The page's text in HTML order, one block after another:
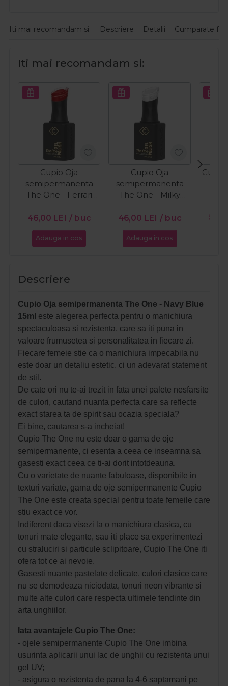
Iti mai recomandam si: Descriere Detalii Cumparate
Iti mai recomandam si:
Cupio Oja
semipermanenta
The One - Ferrari
46,00 LEI / buc
Adauga in cos
Cupio Oja
semipermanenta
The One - Milky
46,00 LEI / buc
Adauga in cos
Cupio
Descriere
Cupio Oja semipermanenta The One - Navy Blue
15ml este alegerea perfecta pentru o manichiura
spectaculoasa si rezistenta, care sa iti puna in
valoare frumusetea si personalitatea in fiecare zi.
Fiecare femeie stie ca o manichiura impecabila nu
este doar un detaliu estetic, ci un adevarat statement
de stil.
De cate ori nu te-ai trezit in fata unei palete nesfarsite
de culori, cautand nuanta perfecta care sa reflecte
exact starea ta de spirit sau ocazia speciala?
Ei bine, cautarea s-a incheiat!
Cupio The One nu este doar o gama de oje
semipermanente, ci esenta a ceea ce inseamna sa
gasesti exact ceea ce ti-ai dorit intotdeauna.
Cu o varietate de nuante fabuloase, disponibile in
texturi variate, gama de oje semipermanente Cupio
The One este creata special pentru toate femeile care
stiu exact ce vor.
Indiferent daca visezi la o manichiura clasica, cu
tonuri mate elegante, sau iti place sa experimentezi
cu straluciri si particule sclipitoare, Cupio The One iti
ofera tot ce ai nevoie.
Gasesti nuante pastelate delicate, culori clasice care
nu se demodeaza niciodata, tonuri neon vibrante si
multe alte culori care respecta ultimele tendinte din
arta unghiilor.
Iata avantajele Cupio The One:
- ojele semipermanente Cupio The One imbina
usurinta aplicarii unui lac de unghii cu rezistenta unui
gel UV;
- asigura o rezistenta de pana la 4-6 saptamani pe